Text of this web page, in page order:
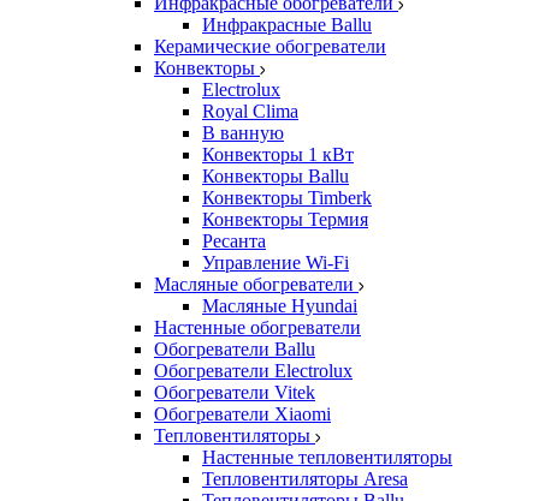
Инфракрасные Ballu
Керамические обогреватели
Конвекторы
Electrolux
Royal Clima
В ванную
Конвекторы 1 кВт
Конвекторы Ballu
Конвекторы Timberk
Конвекторы Термия
Ресанта
Управление Wi-Fi
Масляные обогреватели
Масляные Hyundai
Настенные обогреватели
Обогреватели Ballu
Обогреватели Electrolux
Обогреватели Vitek
Обогреватели Xiaomi
Тепловентиляторы
Настенные тепловентиляторы
Тепловентиляторы Aresa